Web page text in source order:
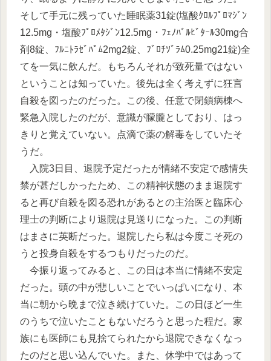
そして手元に残っていた睡眠薬31錠(塩酸ｸﾛﾙﾌﾟﾛﾏｼﾞﾝ
12.5mg・塩酸ﾌﾟﾛﾒﾀｼﾞﾝ12.5mg・ﾌｪﾉﾊﾞﾙﾋﾞﾀｰﾙ30mg合
剤8錠、ﾌﾙﾆﾄﾗｾﾞﾊﾟﾑ2mg2錠、ﾌﾞﾛﾁｿﾞﾗﾑ0.25mg21錠)全
てを一気に飲んだ。もちろんそれが致死量ではない
ということは知っていた。後先は全く考えずに狂言
自殺を図ったのだった。この後、任意で閉鎖病棟へ
緊急入院したのだが、意識が朦朧としており、はっ
きりと覚えていない。点滴で薬の解毒をしていたそ
うだ。
入院3日目、退院予定だったが情緒不安定で感情失
禁が甚だしかったため、この精神状態のまま退院す
ると再び自殺を図る恐れがあるとの主治医と臨床心
理士の判断により退院は見送りになった。この判断
はまさに英断だった。退院したら私は今度こそ死の
うと投身自殺をするつもりだったのだ。
今振り返ってみると、この日は本当に情緒不安定
だった。頭の中が悲しいことでいっぱいになり、本
当に朝から晩まで泣き続けていた。この日ほど一生
のうちで泣いたこともないだろうと思った程だ。家
族にも医師にも見捨てられたから退院できなくなっ
たのだと思い込んでいた。また、休学中ではあって